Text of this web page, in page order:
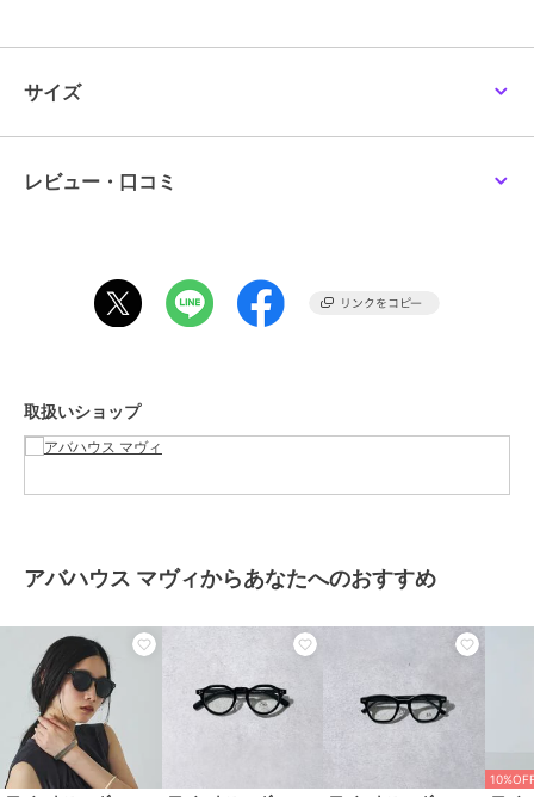
ショップ
商品カテゴリ ファッション雑貨 ／サングラス
性別タイプ
F
プラスチック
サイズ
レビュー・口コミ
取扱いショップ
アバハウス マヴィからあなたへのおすすめ